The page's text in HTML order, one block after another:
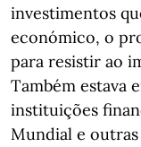
investimentos
económico, o
para resistir ao
Também estava
instituições
Mundial e